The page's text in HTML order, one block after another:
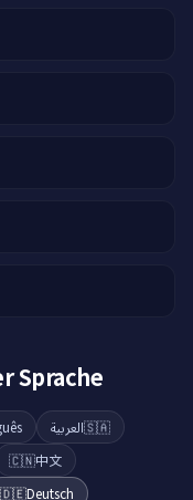
Sprache
🇸🇦العربية
🇨🇳中文
🇩🇪Deutsch